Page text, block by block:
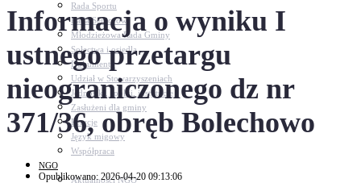
Rada Sportu
Rada Seniorów
Młodzieżowa Rada Gminy
Sołectwa i osiedla
Dokumenty
Udział w Stowarzyszeniach
Jednostki, spółki, instytucje
Zasłużeni dla gminy
Petycje
Język migowy
Współpraca
NGO
Aktualności NGO
Informacja o wyniku I
ustnego przetargu
nieograniczonego dz nr
371/36, obręb Bolechowo
Opublikowano: 2026-04-20 09:13:06